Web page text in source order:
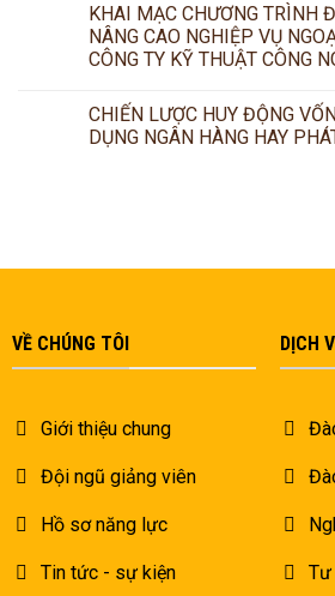
KHAI MẠC CHƯƠNG TRÌNH
NÂNG CAO NGHIỆP VỤ
CÔNG TY KỸ THUẬT CÔNG
CHIẾN LƯỢC HUY ĐỘNG
DỤNG NGÂN HÀNG HAY
VỀ CHÚNG TÔI
Giới thiệu chung
Đội ngũ giảng viên
Hồ sơ năng lực
Tin tức - sự kiện
DỊCH
Tư